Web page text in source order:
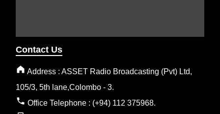
Contact Us
Address : ASSET Radio Broadcasting (Pvt) Ltd,
105/3, 5th lane,Colombo - 3.
Office Telephone : (+94) 112 375968.